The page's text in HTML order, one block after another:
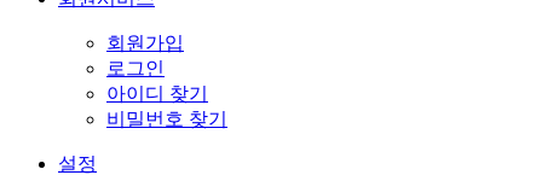
회원가입
로그인
아이디 찾기
비밀번호 찾기
설정